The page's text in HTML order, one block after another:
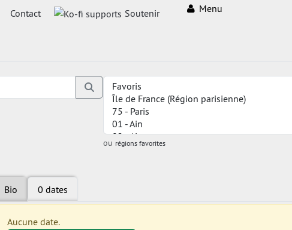
Contact Soutenir Menu
ou régions favorites
Bio 0 dates
Aucune date.